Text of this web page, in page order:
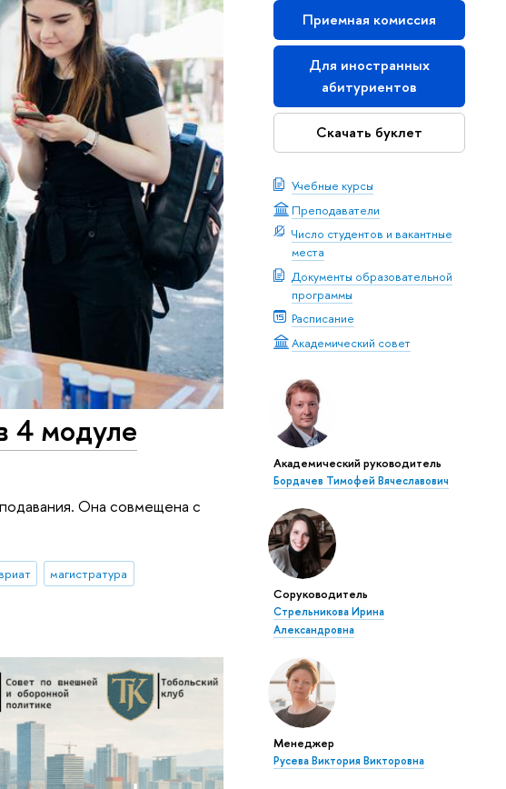
Приемная комиссия
Для иностранных
абитуриентов
Скачать буклет
Учебные курсы
Преподаватели
Число студентов и вакантные
места
Документы образовательной
программы
Расписание
Академический совет
Академический руководитель
Бордачев Тимофей Вячеславович
Соруководитель
Стрельникова Ирина
Александровна
Менеджер
Русева Виктория Викторовна
4 модуле
Она совмещена с
магистратура